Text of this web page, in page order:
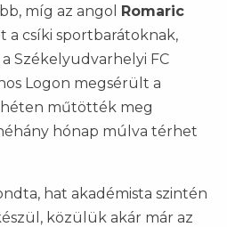
míg az angol Romaric
a csíki sportbarátoknak,
Székelyudvarhelyi FC
Logon megsérült a
héten műtötték meg
hónap múlva térhet
hat akadémista szintén
közülük akár már az